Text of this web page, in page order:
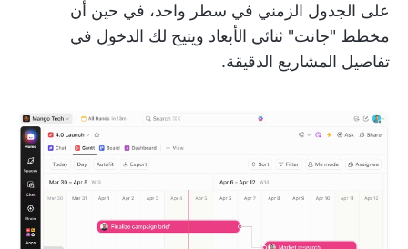
على الجدول الزمني في سطر واحد، في حين أن
مخطط "جانت" ثنائي الأبعاد ويتيح لك الدخول في
تفاصيل المشاريع الدقيقة.